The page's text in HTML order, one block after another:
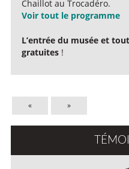
Chaillot au Trocadéro.
Voir tout le programme
L’entrée du musée et
gratuites !
« »